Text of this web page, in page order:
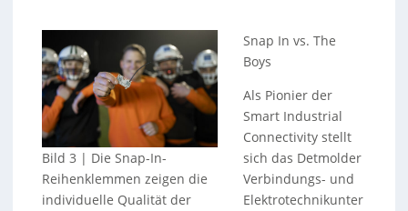
Bild 3 | Die Snap-In-
Reihenklemmen zeigen die
individuelle Qualität der
Snap In vs. The
Boys
Als Pionier der
Smart Industrial
Connectivity stellt
sich das Detmolder
Verbindungs- und
Elektrotechnikunter